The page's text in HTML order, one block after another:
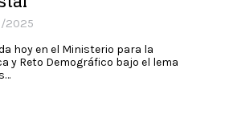
2025
hoy en el Ministerio para la
y Reto Demográfico bajo el lema